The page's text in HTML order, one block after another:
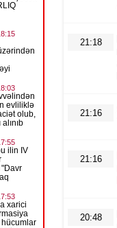
21:18
21:16
21:16
20:48